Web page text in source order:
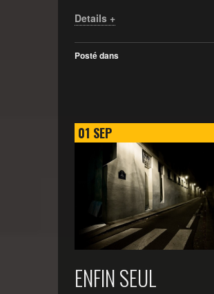
Details +
Posté dans
01 SEP
ENFIN SEUL